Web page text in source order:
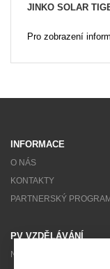
JINKO SOLAR
Pro zobrazení
INFORMACE
O NÁS
KONTAKTY
PARTNERSKÝ PROGRAM
PV VZDĚLÁVÁNÍ
NEWSLETTER